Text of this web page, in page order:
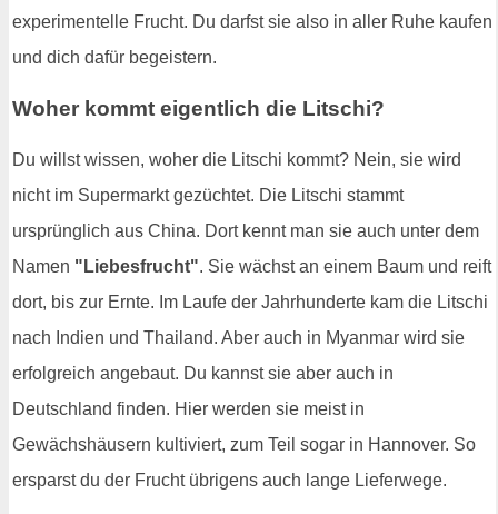
experimentelle Frucht. Du darfst sie also in aller Ruhe kaufen
und dich dafür begeistern.
Woher kommt eigentlich die Litschi?
Du willst wissen, woher die Litschi kommt? Nein, sie wird
nicht im Supermarkt gezüchtet. Die Litschi stammt
ursprünglich aus China. Dort kennt man sie auch unter dem
Namen "Liebesfrucht". Sie wächst an einem Baum und reift
dort, bis zur Ernte. Im Laufe der Jahrhunderte kam die Litschi
nach Indien und Thailand. Aber auch in Myanmar wird sie
erfolgreich angebaut. Du kannst sie aber auch in
Deutschland finden. Hier werden sie meist in
Gewächshäusern kultiviert, zum Teil sogar in Hannover. So
ersparst du der Frucht übrigens auch lange Lieferwege.